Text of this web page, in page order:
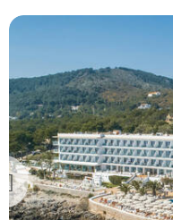
Previous